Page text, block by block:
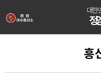
대한
정
흥